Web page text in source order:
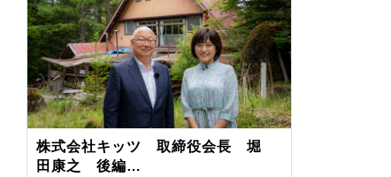
株式会社キッツ 取締役会長 堀
田康之 後編